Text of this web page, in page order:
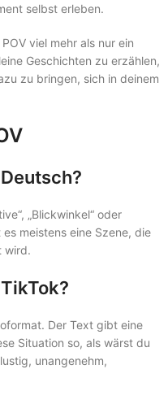
selbst erleben.
viel mehr als nur ein
Geschichten zu erzählen,
zu bringen, sich in deinem
„Blickwinkel“ oder
meistens eine Szene, die
wird.
Der Text gibt eine
Situation so, als wärst du
unangenehm,